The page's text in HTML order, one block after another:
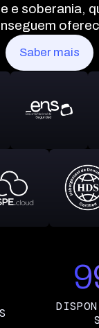
e soberania,
Saber mais